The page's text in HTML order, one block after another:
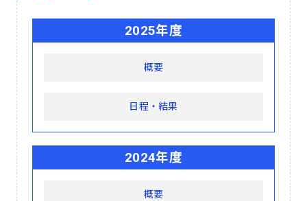
2025年度
概要
日程・結果
2024年度
概要